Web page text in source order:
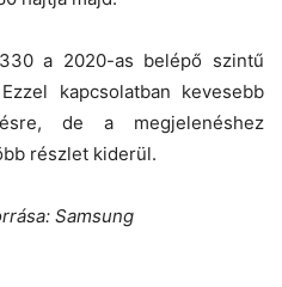
a 2020-as belépő szintű
kapcsolatban kevesebb
de a megjelenéshez
részlet kiderül.
Samsung